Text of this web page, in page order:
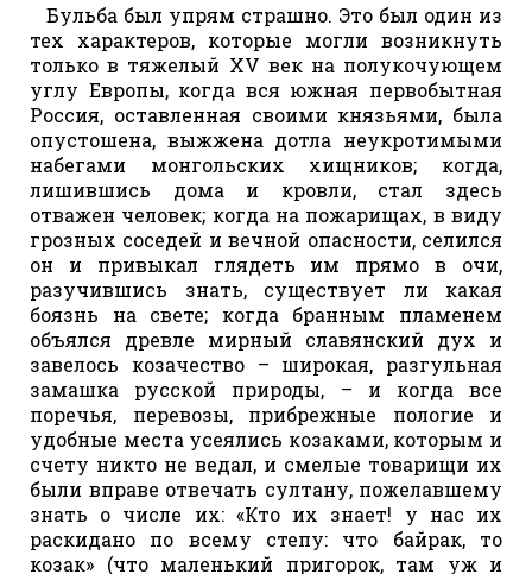
Бульба был упрям страшно. Это был один из
тех характеров, которые могли возникнуть
только в тяжелый XV век на полукочующем
углу Европы, когда вся южная первобытная
Россия, оставленная своими князьями, была
опустошена, выжжена дотла неукротимыми
набегами монгольских хищников; когда,
лишившись дома и кровли, стал здесь
отважен человек; когда на пожарищах, в виду
грозных соседей и вечной опасности, селился
он и привыкал глядеть им прямо в очи,
разучившись знать, существует ли какая
боязнь на свете; когда бранным пламенем
объялся древле мирный славянский дух и
завелось козачество – широкая, разгульная
замашка русской природы, – и когда все
поречья, перевозы, прибрежные пологие и
удобные места усеялись козаками, которым и
счету никто не ведал, и смелые товарищи их
были вправе отвечать султану, пожелавшему
знать о числе их: «Кто их знает! у нас их
раскидано по всему степу: что байрак, то
козак» (что маленький пригорок, там уж и